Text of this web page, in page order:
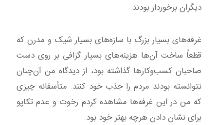
دیگران برخوردار بودند.
غرفه‌های بسیار بزرگ با سازه‌های بسیار شیک و مدرن که
قطعاً ساخت آن‌ها هزینه‌های بسیار گزافی بر روی دست
صاحبان کسب‌وکارها گذاشته بود، از دیدگاه من آن‌چنان
نتوانسته بودند مردم را جذب خود کنند. متأسفانه چیزی
که من در این غرفه‌ها مشاهده کردم رخوت و عدم تکاپو
برای نشان دادن هرچه بهتر خود بود.